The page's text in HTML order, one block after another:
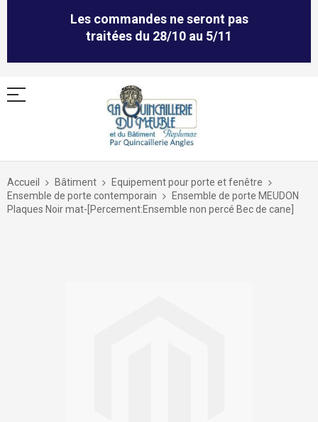
Les commandes ne seront pas
traitées du 28/10 au 5/11
Allez
contenu
Accueil Bâtiment
Equipement pour porte et fenêtre
Ensemble de porte contemporain
Ensemble de porte MEUDON
Plaques Noir mat-[Percement:Ensemble non percé Bec de cane]